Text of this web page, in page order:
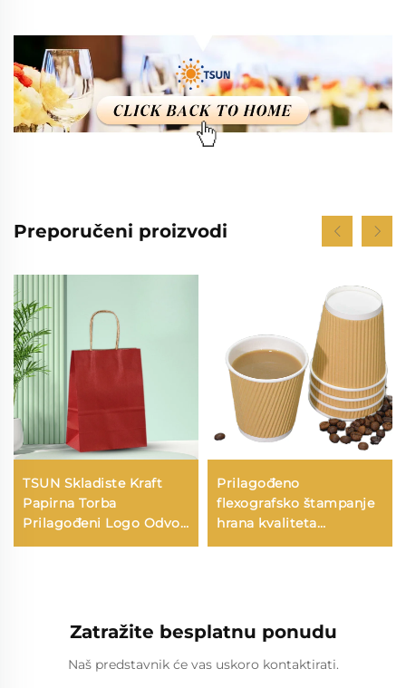
Preporučeni proizvodi
TSUN Skladiste Kraft
Papirna Torba
Prilagođeni Logo Odvoz
i Nova Godina/Božić
Prilagođeno
flexografsko štampanje
hrana kvaliteta
odjednom koristični
Zatražite besplatnu ponudu
Naš predstavnik će vas uskoro kontaktirati.